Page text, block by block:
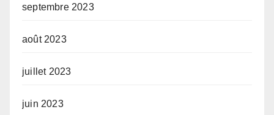
septembre 2023
août 2023
juillet 2023
juin 2023